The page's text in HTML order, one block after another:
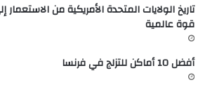
تاريخ الولايات المتحدة الأمريكية من الاستعمار
قوة عالمية
أفضل 10 أماكن للتزلج في فرنسا